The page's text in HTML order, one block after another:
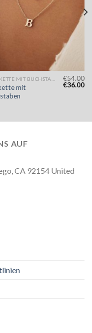
mit
€54.00
€36.00
AUF
CA 92154 United